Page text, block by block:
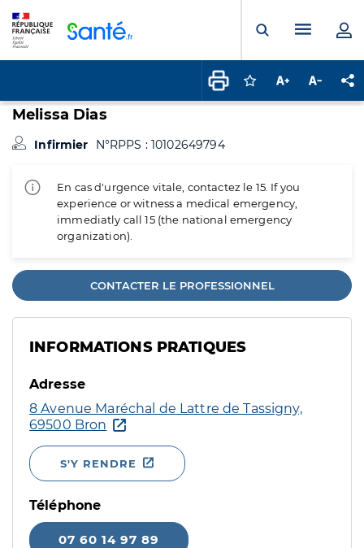
Ouvrir laMenu
Connectez-vous
Augmenter la
Melissa Dias
Infirmier N°RPPS : 10102649794
En cas d'urgence vitale, contactez le 15. If you
experience or witness a medical emergency,
immediatly call 15 (the national emergency
organization).
CONTACTER LE PROFESSIONNEL
INFORMATIONS PRATIQUES
Adresse
8 Avenue Maréchal de Lattre de Tassigny,
69500 Bron
S'Y RENDRE
Téléphone
07 60 14 97 89